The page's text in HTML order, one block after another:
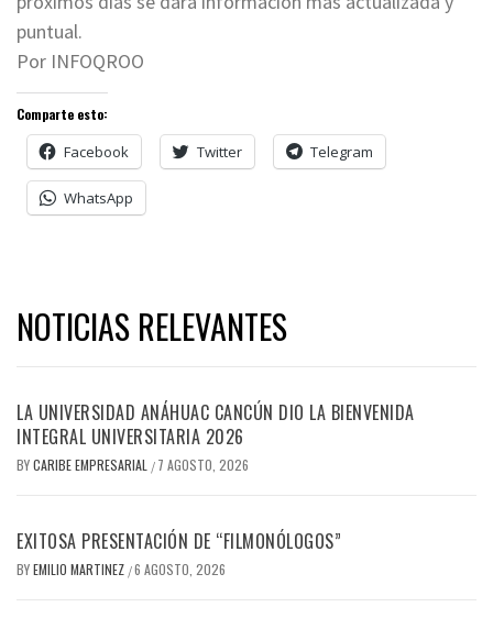
puntual.
Por INFOQROO
Comparte esto:
Facebook Twitter Telegram
WhatsApp
NOTICIAS RELEVANTES
LA UNIVERSIDAD ANÁHUAC CANCÚN DIO LA BIENVENIDA
INTEGRAL UNIVERSITARIA 2026
BYCARIBE EMPRESARIAL / 7 AGOSTO, 2026
EXITOSA PRESENTACIÓN DE “FILMONÓLOGOS”
BYEMILIO MARTINEZ /6 AGOSTO, 2026